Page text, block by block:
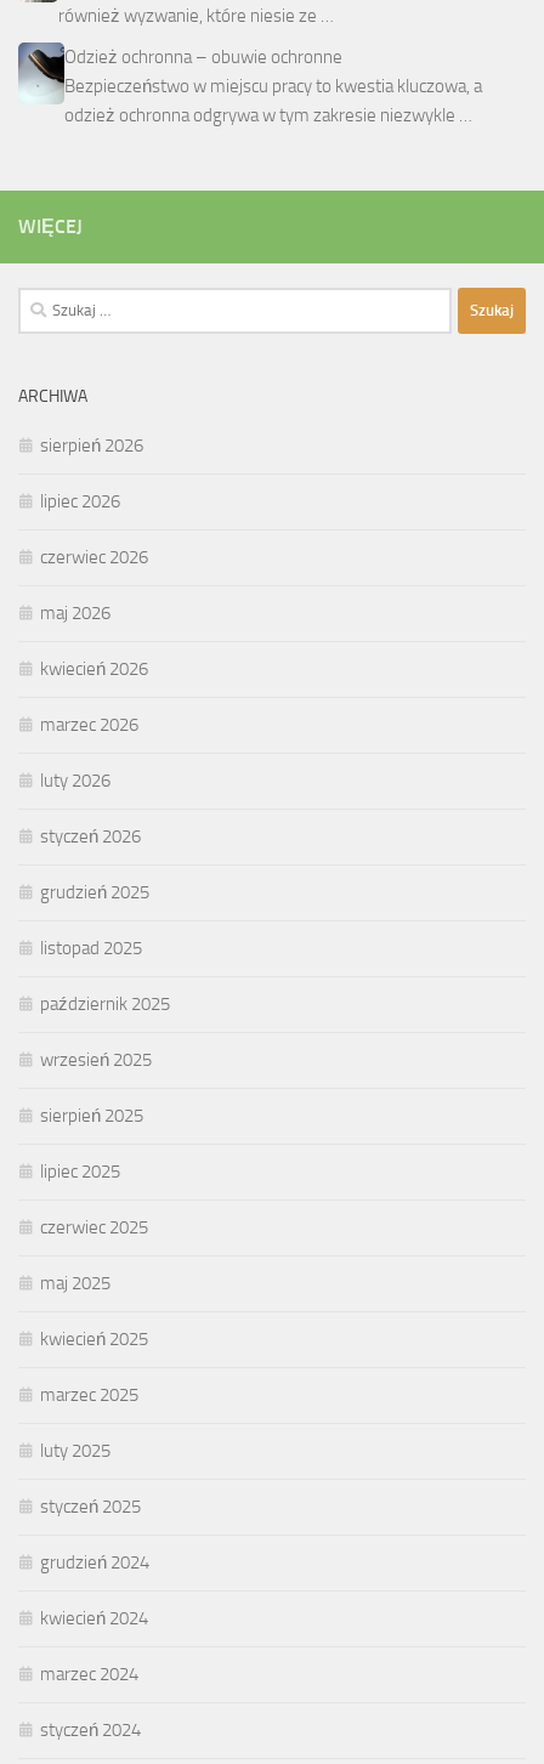
również wyzwanie, które niesie ze …
Odzież ochronna – obuwie ochronne
Bezpieczeństwo w miejscu pracy to kwestia kluczowa, a
odzież ochronna odgrywa w tym zakresie niezwykle …
WIĘCEJ
Szukaj:
ARCHIWA
sierpień 2026
lipiec 2026
czerwiec 2026
maj 2026
kwiecień 2026
marzec 2026
luty 2026
styczeń 2026
grudzień 2025
listopad 2025
październik 2025
wrzesień 2025
sierpień 2025
lipiec 2025
czerwiec 2025
maj 2025
kwiecień 2025
marzec 2025
luty 2025
styczeń 2025
grudzień 2024
kwiecień 2024
marzec 2024
styczeń 2024